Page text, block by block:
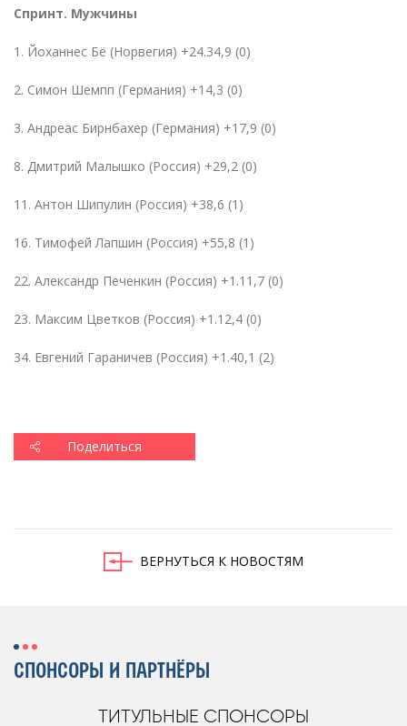
Спринт. Мужчины
1. Йоханнес Бё (Норвегия) +24.34,9 (0)
2. Симон Шемпп (Германия) +14,3 (0)
3. Андреас Бирнбахер (Германия) +17,9 (0)
8. Дмитрий Малышко (Россия) +29,2 (0)
11. Антон Шипулин (Россия) +38,6 (1)
16. Тимофей Лапшин (Россия) +55,8 (1)
22. Александр Печенкин (Россия) +1.11,7 (0)
23. Максим Цветков (Россия) +1.12,4 (0)
34. Евгений Гараничев (Россия) +1.40,1 (2)
Поделиться
ВЕРНУТЬСЯ К НОВОСТЯМ
СПОНСОРЫ И ПАРТНЁРЫ
ТИТУЛЬНЫЕ СПОНСОРЫ